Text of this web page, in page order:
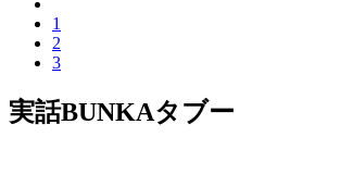
1
2
3
実話BUNKAタブー